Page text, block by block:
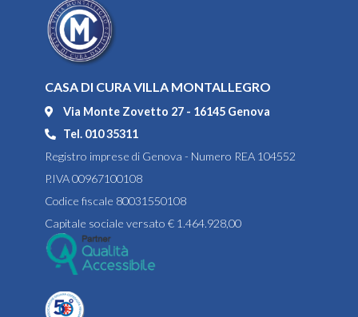
CASA DI CURA VILLA MONTALLEGRO
Via Monte Zovetto 27 - 16145 Genova
Tel. 010 35311
Registro imprese di Genova - Numero REA 104552
P.IVA 00967100108
Codice fiscale 80031550108
Capitale sociale versato € 1.464.928,00